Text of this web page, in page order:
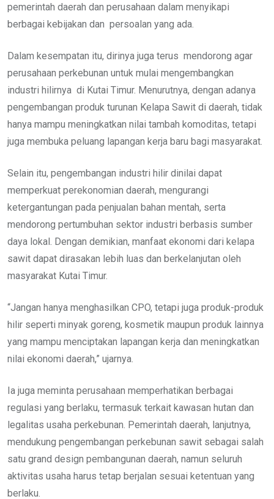
pemerintah daerah dan perusahaan dalam menyikapi
berbagai kebijakan dan persoalan yang ada.
Dalam kesempatan itu, dirinya juga terus mendorong agar
perusahaan perkebunan untuk mulai mengembangkan
industri hilirnya di Kutai Timur. Menurutnya, dengan adanya
pengembangan produk turunan Kelapa Sawit di daerah, tidak
hanya mampu meningkatkan nilai tambah komoditas, tetapi
juga membuka peluang lapangan kerja baru bagi masyarakat.
Selain itu, pengembangan industri hilir dinilai dapat
memperkuat perekonomian daerah, mengurangi
ketergantungan pada penjualan bahan mentah, serta
mendorong pertumbuhan sektor industri berbasis sumber
daya lokal. Dengan demikian, manfaat ekonomi dari kelapa
sawit dapat dirasakan lebih luas dan berkelanjutan oleh
masyarakat Kutai Timur.
“Jangan hanya menghasilkan CPO, tetapi juga produk-produk
hilir seperti minyak goreng, kosmetik maupun produk lainnya
yang mampu menciptakan lapangan kerja dan meningkatkan
nilai ekonomi daerah,” ujarnya.
Ia juga meminta perusahaan memperhatikan berbagai
regulasi yang berlaku, termasuk terkait kawasan hutan dan
legalitas usaha perkebunan. Pemerintah daerah, lanjutnya,
mendukung pengembangan perkebunan sawit sebagai salah
satu grand design pembangunan daerah, namun seluruh
aktivitas usaha harus tetap berjalan sesuai ketentuan yang
berlaku.